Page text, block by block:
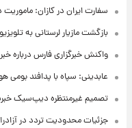
سفارت ایران در کازان:
بازگشت مازیار لرستانی به
واکنش خبرگزاری فارس درباره
عابدینی: سپاه با پدافند بومی
تصمیم غیرمنتظره دیپ‌سیک
جزئیات محدودیت تردد در